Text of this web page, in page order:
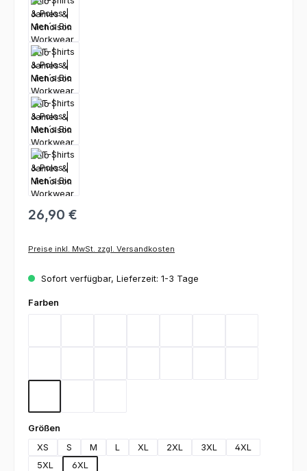
26,90 €
Preise inkl. MwSt. zzgl. Versandkosten
Sofort verfügbar, Lieferzeit: 1-3 Tage
Farben
Größen
XS
S M L XL 2XL 3XL
4XL
5XL
6XL